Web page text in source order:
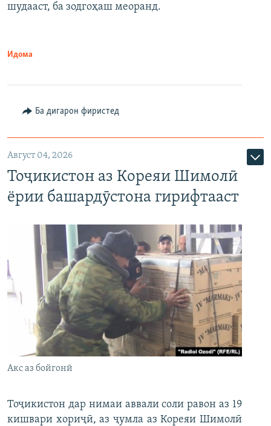
шудааст, ба зодгоҳаш меоранд.
Идома
Ба дигарон фиристед
Август 04, 2026
Тоҷикистон аз Кореяи Шимолӣ
ёрии башардӯстона гирифтааст
Акс аз бойгонӣ
Тоҷикистон дар нимаи аввали соли равон аз 19
кишвари хориҷӣ, аз ҷумла аз Кореяи Шимолӣ